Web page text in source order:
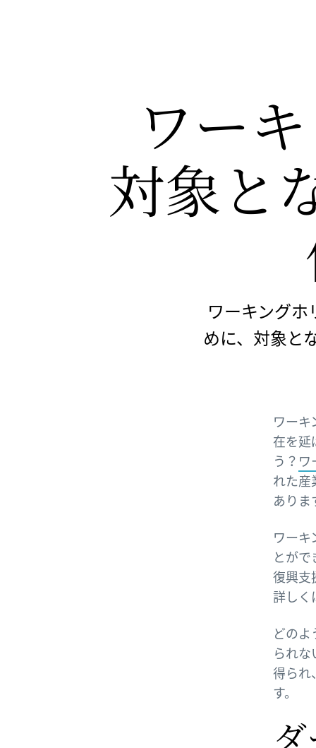
ワー
対象と​
ワーキング
めに、対象と
ワー
在を延
う？ ワ
れた産
ありま
ワー
とが
復興支
詳しく
どの
られ
得られ
す。